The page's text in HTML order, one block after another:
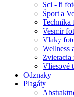
Sci - fi
Šport a
Technika
Vesmir
Vlaky
Wellness
Zvieracia
Vliesové
Odznaky
Plagáty